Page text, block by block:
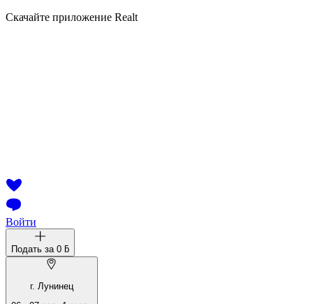
Скачайте приложение Realt
Войти
Подать за 0 ƃ
г. Лунинец